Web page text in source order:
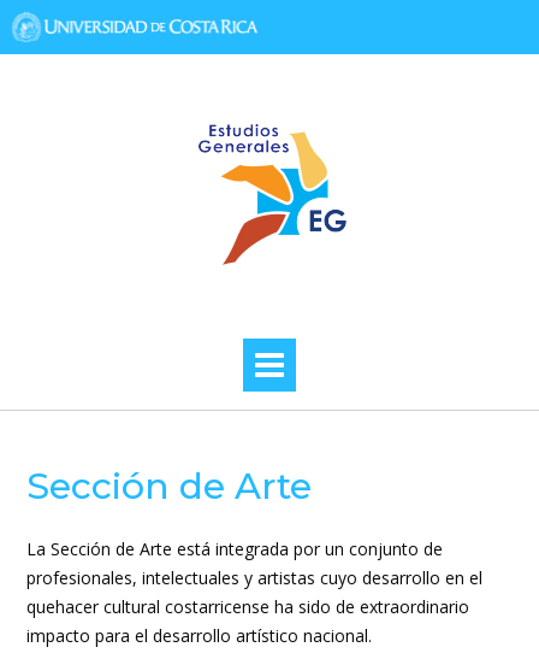
Sección de Arte
La Sección de Arte está integrada por un conjunto de
profesionales, intelectuales y artistas cuyo desarrollo en el
quehacer cultural costarricense ha sido de extraordinario
impacto para el desarrollo artístico nacional.